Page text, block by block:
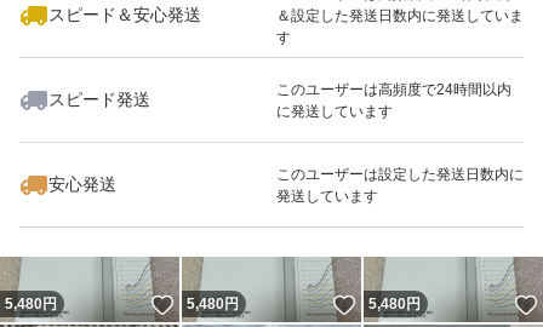
スピード＆安心発送
＆設定した発送日数内に発送していま
す
スピード発送
このユーザーは高頻度で24時間以内
に発送しています
安心発送
このユーザーは設定した発送日数内に
発送しています
いいね！
1,900
5,480円 いいね！
5,480円 いいね！
5,480円